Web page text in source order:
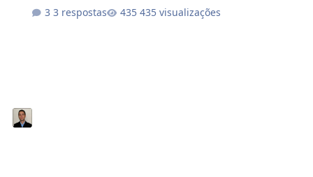
3 respostas
435 visualizações